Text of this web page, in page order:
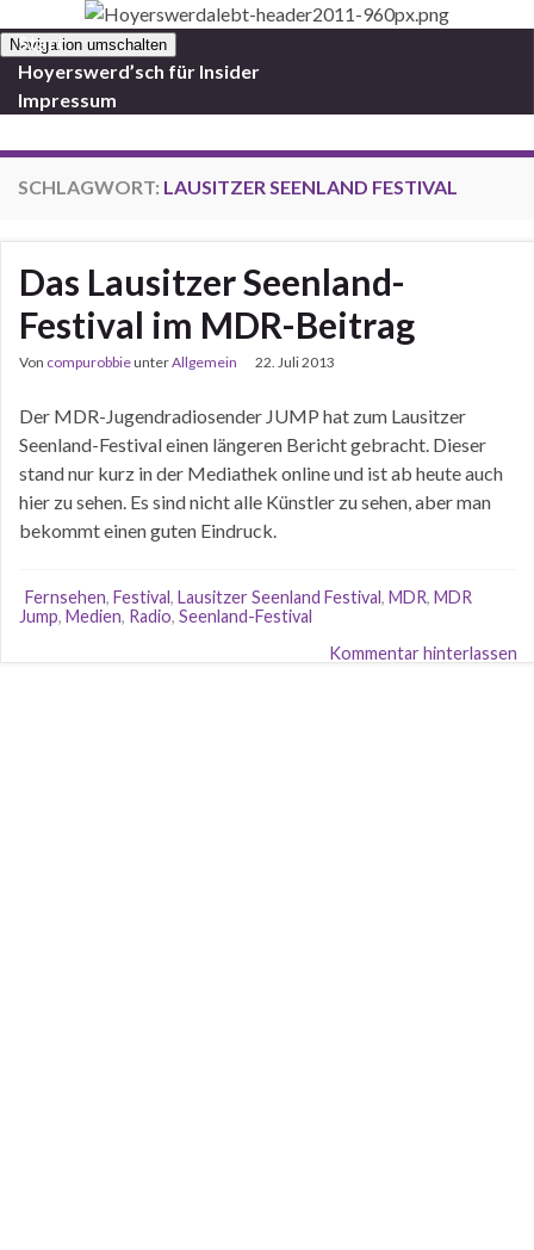
Navigation umschalten
Start
Hoyerswerd’sch für Insider
Impressum
SCHLAGWORT: LAUSITZER SEENLAND FESTIVAL
Das Lausitzer Seenland-
Festival im MDR-Beitrag
Von compurobbieunterAllgemein 22. Juli 2013
Der MDR-Jugendradiosender JUMP hat zum Lausitzer
Seenland-Festival einen längeren Bericht gebracht. Dieser
stand nur kurz in der Mediathek online und ist ab heute auch
hier zu sehen. Es sind nicht alle Künstler zu sehen, aber man
bekommt einen guten Eindruck.
Fernsehen, Festival, Lausitzer Seenland Festival, MDR, MDR
Jump, Medien, Radio, Seenland-Festival
Kommentar hinterlassen